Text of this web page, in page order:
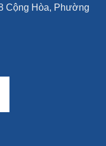
Cộng Hòa, Phường